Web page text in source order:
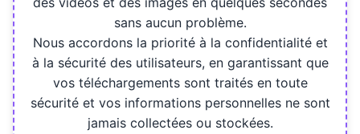
sans aucun problème.
Nous accordons la priorité à la confidentialité et
à la sécurité des utilisateurs, en garantissant que
vos téléchargements sont traités en toute
sécurité et vos informations personnelles ne sont
jamais collectées ou stockées.